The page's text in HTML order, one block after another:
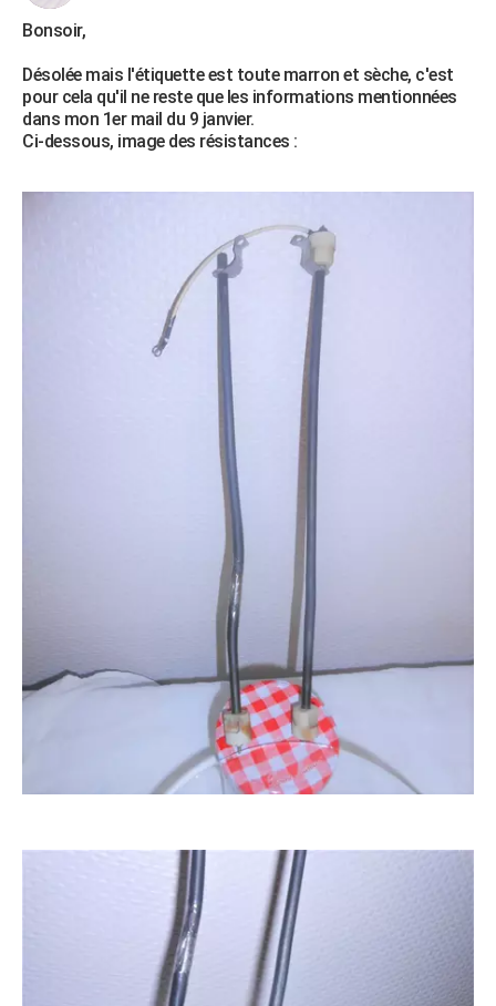
Bonsoir,
Désolée mais l'étiquette est toute marron et sèche, c'est
pour cela qu'il ne reste que les informations mentionnées
dans mon 1er mail du 9 janvier.
Ci-dessous, image des résistances :